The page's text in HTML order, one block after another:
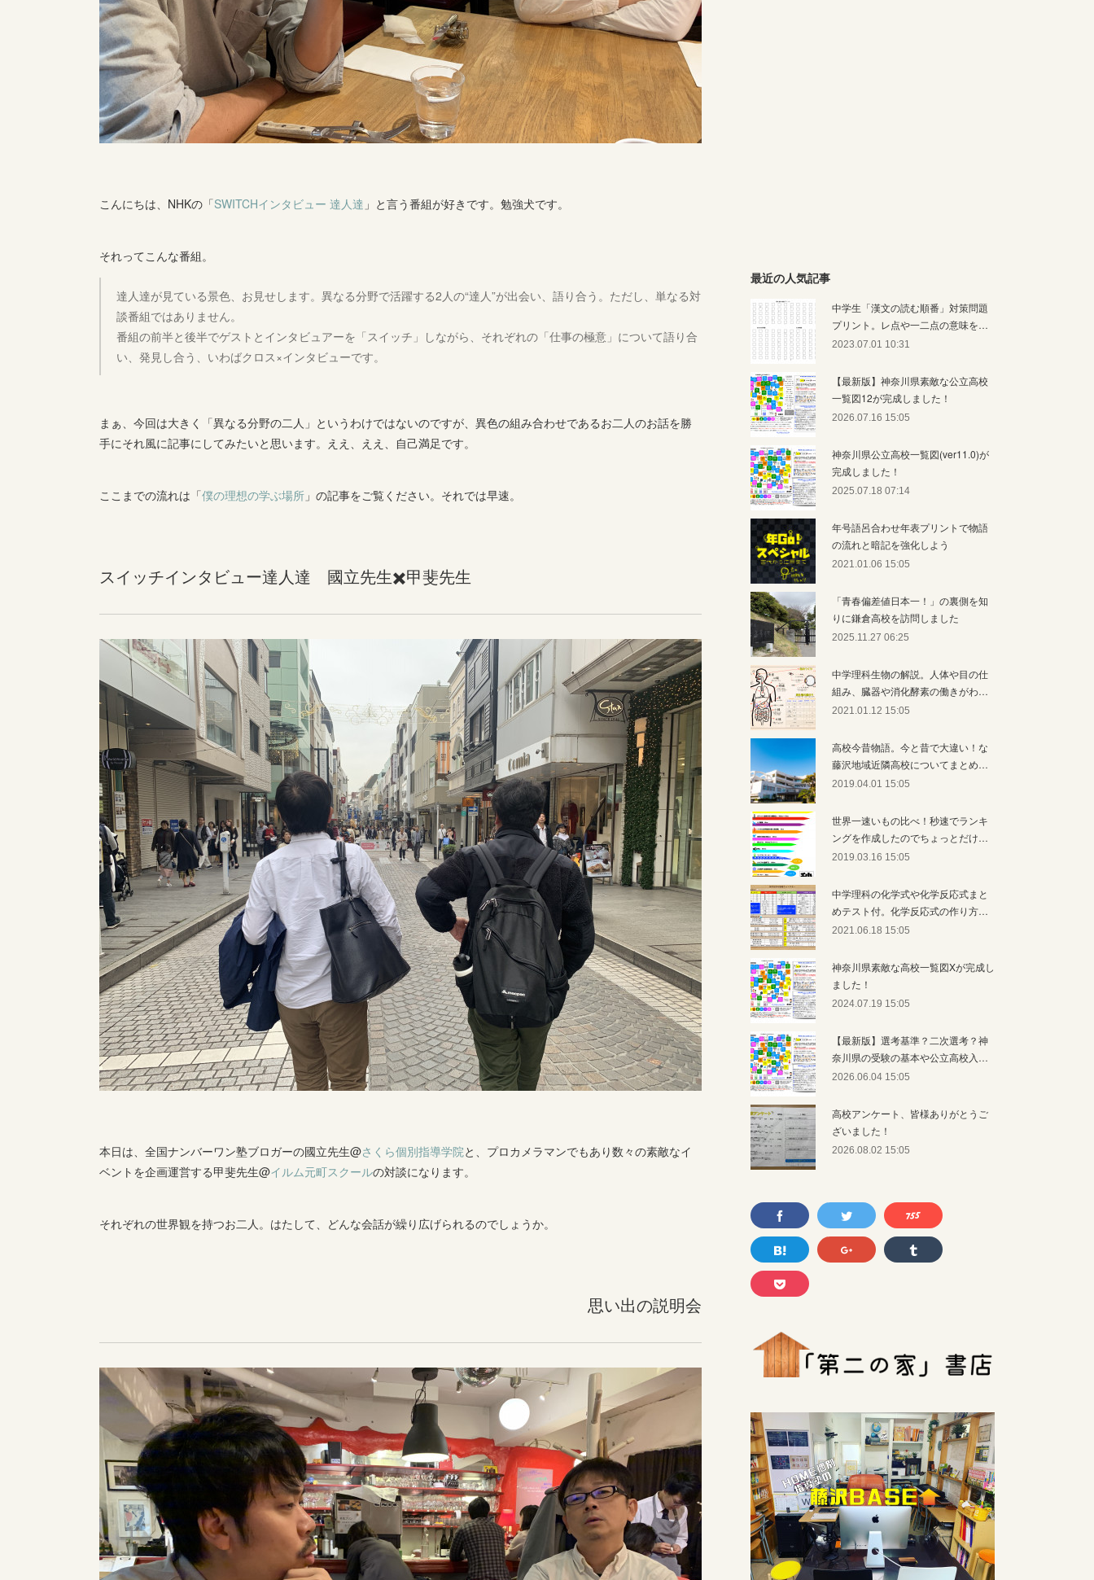
こんにちは、NHKの「SWITCHインタビュー 達人達 」と言う番組が好きです。勉強犬です。
それってこんな番組。
達人達が見ている景色、お見せします。異なる分野で活躍する2人の“達人”が出会い、語り合う。ただし、単なる対
談番組ではありません。
番組の前半と後半でゲストとインタビュアーを「スイッチ」しながら、それぞれの「仕事の極意」について語り合
い、発見し合う、いわばクロス×インタビューです。
まぁ、今回は大きく「異なる分野の二人」というわけではないのですが、異色の組み合わせであるお二人のお話を勝
手にそれ風に記事にしてみたいと思います。ええ、ええ、自己満足です。
ここまでの流れは「僕の理想の学ぶ場所 」の記事をご覧ください。それでは早速。
スイッチインタビュー達人達 國立先生✖️甲斐先生
本日は、全国ナンバーワン塾ブロガーの國立先生@さくら個別指導学院と、プロカメラマンでもあり数々の素敵なイ
ベントを企画運営する甲斐先生@イルム元町スクールの対談になります。
それぞれの世界観を持つお二人。はたして、どんな会話が繰り広げられるのでしょうか。
思い出の説明会
最近の人気記事
中学生「漢文の読む順番」対策問題
プリント。レ点や一二点の意味を…
2023.07.01 10:31
【最新版】神奈川県素敵な公立高校
一覧図12が完成しました！
2026.07.16 15:05
神奈川県公立高校一覧図(ver11.0)が
完成しました！
2025.07.18 07:14
年号語呂合わせ年表プリントで物語
の流れと暗記を強化しよう
2021.01.06 15:05
「青春偏差値日本一！」の裏側を知
りに鎌倉高校を訪問しました
2025.11.27 06:25
中学理科生物の解説。人体や目の仕
組み、臓器や消化酵素の働きがわ…
2021.01.12 15:05
高校今昔物語。今と昔で大違い！な
藤沢地域近隣高校についてまとめ…
2019.04.01 15:05
世界一速いもの比べ！秒速でランキ
ングを作成したのでちょっとだけ…
2019.03.16 15:05
中学理科の化学式や化学反応式まと
めテスト付。化学反応式の作り方…
2021.06.18 15:05
神奈川県素敵な高校一覧図Xが完成し
ました！
2024.07.19 15:05
【最新版】選考基準？二次選考？神
奈川県の受験の基本や公立高校入…
2026.06.04 15:05
高校アンケート、皆様ありがとうご
ざいました！
2026.08.02 15:05